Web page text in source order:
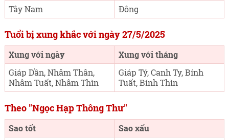
Tây Nam
Đông
Tuổi bị xung khắc với ngày 27/5/2025
Xung với ngày
Xung với tháng
Giáp Dần, Nhâm Thân,
Nhâm Tuất, Nhâm Thìn
Giáp Tý, Canh Ty, Bính
Tuất, Bính Thìn
Theo "Ngọc Hạp Thông Thư"
Sao tốt
Sao xấu